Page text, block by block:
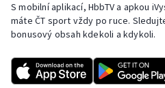
S mobilní aplikací, HbbTV a apkou
máte ČT sport vždy po ruce.
bonusový obsah kdekoli a kdykoli.